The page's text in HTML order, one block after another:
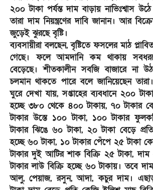
২০০ টাকা পর্যন্ত দাম বাড়ায় নাভিঃশ্বাস
তারা দাম নিয়ন্ত্রণের দাবি জানান। আর
জুড়েই ঝুরছে বৃষ্টি।
ব্যবসায়ীরা বলছেন, বৃষ্টিতে ফসলের মাঠ
গেছে। ফলে আমদানি কম থাকায়
বেড়েছে। শীতকালীন সবজি বাজারে না
চলমান থাকতে পারে বলে জানিয়েছেন
ঘুরে দেখা যায়, সপ্তাহের ব্যবধানে ২০০
হচ্ছে ৩৮০ থেকে ৪০০ টাকায়, ৭০ টাকার
টাকার উস্তে ১০০ টাকা, ১০০ টাকার
টাকার ঝিঙে ৬০ টাকা, ২০ টাকা বেড়ে
হচ্ছে ৬০ টাকা, ১০ টাকার পেঁপে ২৫ টাকা
টাকার দুই আটির শাক বিক্রি ২৫ টাকা, দাম
টাকার লাউ বিক্রি হচ্ছে ৬০ টাকায়। তবে
আলু, পেয়াজ, রসুন, আদা, কচুর দাম।